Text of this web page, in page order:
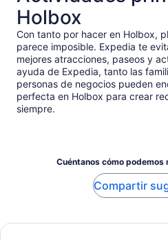
Holbox
Con tanto por hacer en Holbox,
parece imposible. Expedia te
mejores atracciones, paseos y
ayuda de Expedia, tanto las
personas de negocios pueden
perfecta en Holbox para crear
siempre.
Cuéntanos cómo podemos
Compartir